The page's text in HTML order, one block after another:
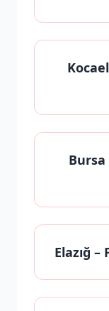
Bursa
Elazığ –